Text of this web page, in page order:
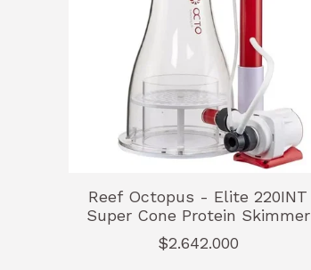
Reef Octopus - Elite 220INT
Super Cone Protein Skimmer
$2.642.000